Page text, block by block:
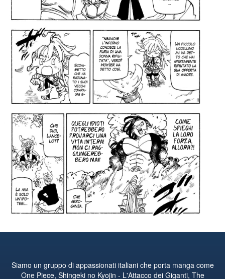
Siamo un gruppo di appassionati italiani che porta manga come
One Piece, Shingeki no Kyojin - L'Attacco dei Giganti, The